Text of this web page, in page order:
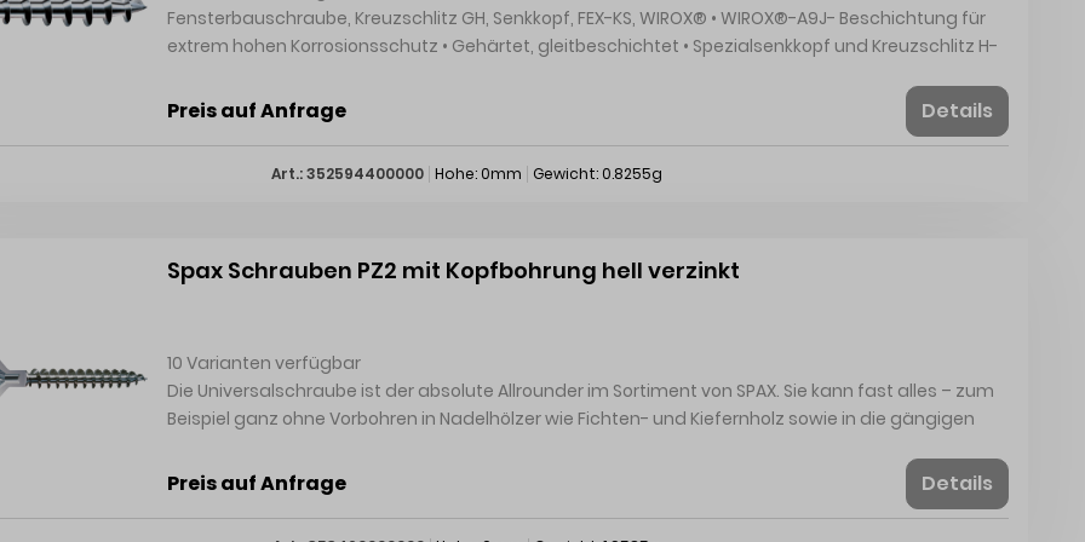
Fensterbauschraube, Kreuzschlitz GH, Senkkopf, FEX-KS, WIROX® • WIROX®-A9J- Beschichtung für
extrem hohen Korrosionsschutz • Gehärtet, gleitbeschichtet • Spezialsenkkopf und Kreuzschlitz H-
Steigung • Selbstbohrende Spitze
Preis auf Anfrage Details
Art.: 352594400000 Hohe: 0mm Gewicht: 0.8255g
Spax Schrauben PZ2 mit Kopfbohrung hell verzinkt
10 Varianten verfügbar
Die Universalschraube ist der absolute Allrounder im Sortiment von SPAX. Sie kann fast alles – zum
Beispiel ganz ohne Vorbohren in Nadelhölzer wie Fichten- und Kiefernholz sowie in die gängigen
Universalschraube ihre Überlegenheit vor allem im Innenausbau- und Möbelbaubereich aus, aber
auch außen ist sie mit dem passenden Korrosionsschutz gut verwendbar. Durch ihre besondere
Preis auf Anfrage Details